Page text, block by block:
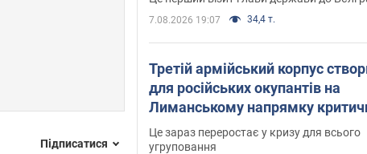
Підписатися
7.08.2026 19:07 34,4 т.
Третій армійський корпус
для російських окупантів на
Лиманському напрямку
дискомфорт: як це вдалося
Це зараз переростає у кризу для всього
угруповання